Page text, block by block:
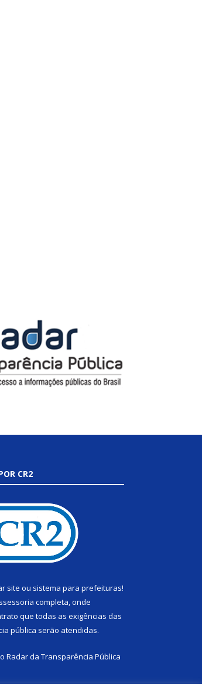
CR2
site ou sistema para prefeituras!
completa, onde
que todas as exigências das
pública serão atendidas.
Radar da Transparência Pública